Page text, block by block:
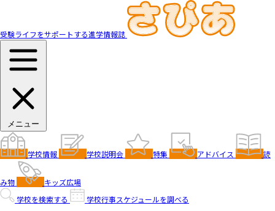
受験ライフをサポートする進学情報誌
メニュー
学校情報 学校説明会 特集 アドバイス 読
み物
キッズ広場
学校を検索する
学校行事スケジュールを調べる